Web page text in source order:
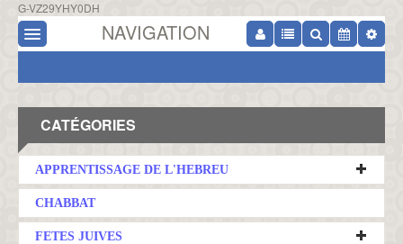
G-VZ29YHY0DH
NAVIGATION
CATÉGORIES
APPRENTISSAGE DE L'HEBREU
CHABBAT
FETES JUIVES